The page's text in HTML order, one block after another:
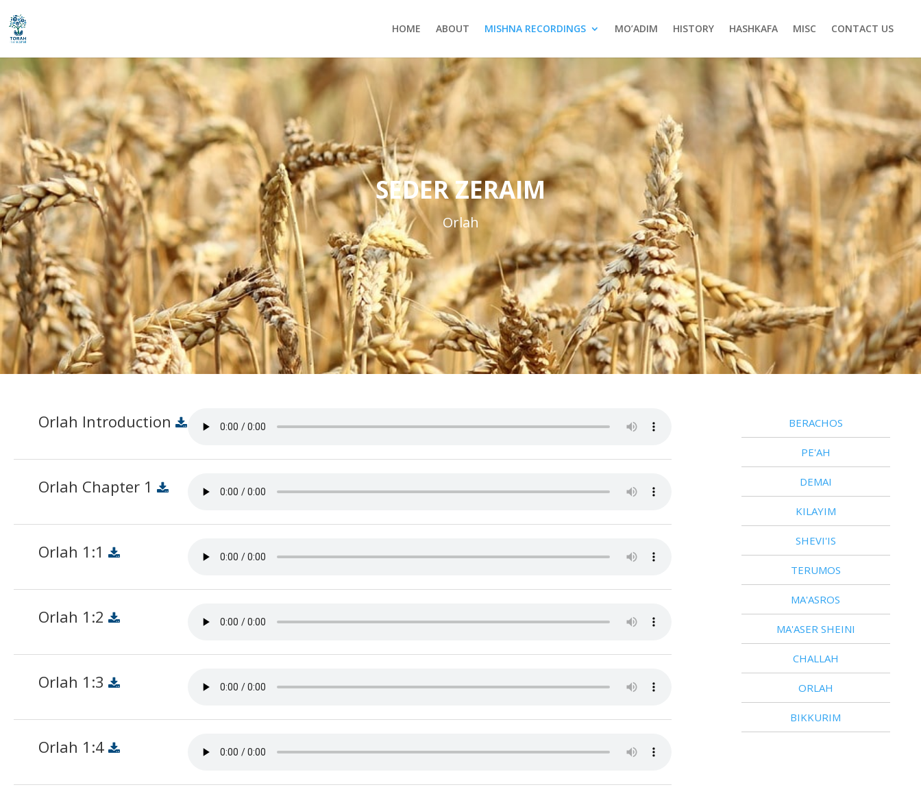
HOME ABOUT MISHNA RECORDINGS MO’ADIM HISTORY HASHKAFA MISC CONTACT US
SEDER ZERAIM
Orlah
Orlah Introduction
Orlah Chapter 1
Orlah 1:1
Orlah 1:2
Orlah 1:3
Orlah 1:4
BERACHOS
PE'AH
DEMAI
KILAYIM
SHEVI'IS
TERUMOS
MA'ASROS
MA'ASER SHEINI
CHALLAH
ORLAH
BIKKURIM